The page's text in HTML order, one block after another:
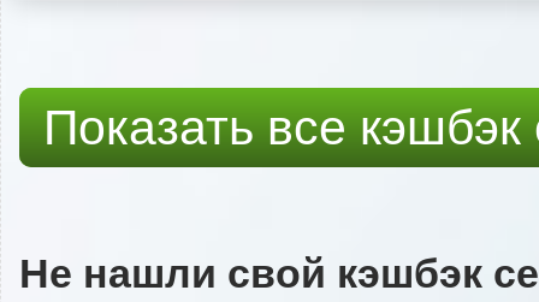
Показать все
Не нашли свой кэшбэк